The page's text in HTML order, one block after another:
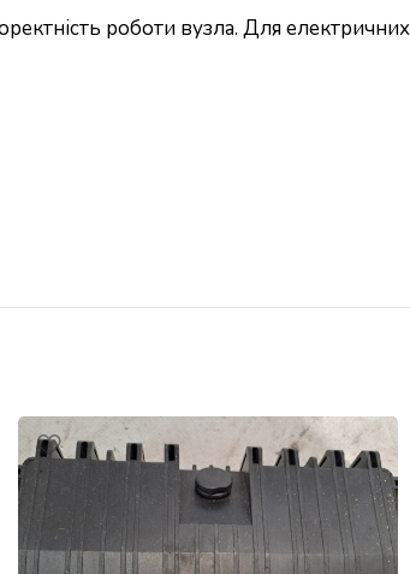
роботи вузла. Для електричних